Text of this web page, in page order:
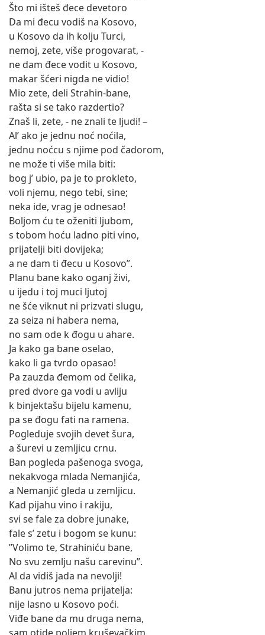
Što mi išteš đece devetoro
Da mi đecu vodiš na Kosovo,
u Kosovo da ih kolju Turci,
nemoj, zete, više progovarat, -
ne dam đece vodit u Kosovo,
makar šćeri nigda ne vidio!
Mio zete, deli Strahin-bane,
rašta si se tako razdertio?
Znaš li, zete, - ne znali te ljudi! –
Al’ ako je jednu noć noćila,
jednu noćcu s njime pod čadorom,
ne može ti više mila biti:
bog j’ ubio, pa je to prokleto,
voli njemu, nego tebi, sine;
neka ide, vrag je odnesao!
Boljom ću te oženiti ljubom,
s tobom hoću ladno piti vino,
prijatelji biti dovijeka;
a ne dam ti đecu u Kosovo”.
Planu bane kako oganj živi,
u ijedu i toj muci ljutoj
ne šće viknut ni prizvati slugu,
za seiza ni habera nema,
no sam ode k đogu u ahare.
Ja kako ga bane oselao,
kako li ga tvrdo opasao!
Pa zauzda đemom od čelika,
pred dvore ga vodi u avliju
k binjektašu bijelu kamenu,
pa se đogu fati na ramena.
Pogleduje svojih devet šura,
a šurevi u zemljicu crnu.
Ban pogleda pašenoga svoga,
nekakvoga mlada Nemanjića,
a Nemanjić gleda u zemljicu.
Kad pijahu vino i rakiju,
svi se fale za dobre junake,
fale s’ zetu i bogom se kunu:
”Volimo te, Strahiniću bane,
No svu zemlju našu carevinu”.
Al da vidiš jada na nevolji!
Banu jutros nema prijatelja:
nije lasno u Kosovo poći.
Viđe bane da mu druga nema,